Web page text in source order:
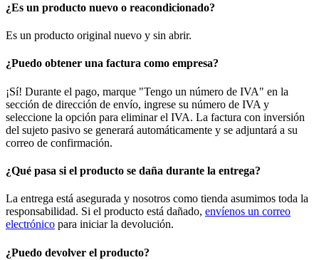
¿Es un producto nuevo o reacondicionado?
Es un producto original nuevo y sin abrir.
¿Puedo obtener una factura como empresa?
¡Sí! Durante el pago, marque "Tengo un número de IVA" en la
sección de dirección de envío, ingrese su número de IVA y
seleccione la opción para eliminar el IVA. La factura con inversión
del sujeto pasivo se generará automáticamente y se adjuntará a su
correo de confirmación.
¿Qué pasa si el producto se daña durante la entrega?
La entrega está asegurada y nosotros como tienda asumimos toda la
responsabilidad. Si el producto está dañado, envíenos un correo
electrónico para iniciar la devolución.
¿Puedo devolver el producto?